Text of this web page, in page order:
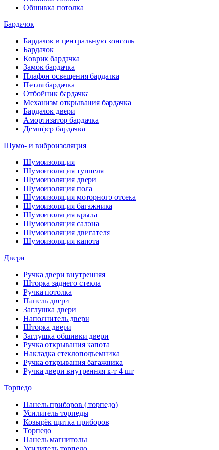
Обшивка потолка
Бардачок
Бардачок в центральную консоль
Бардачок
Коврик бардачка
Замок бардачка
Плафон освещения бардачка
Петля бардачка
Отбойник бардачка
Механизм открывания бардачка
Бардачок двери
Амортизатор бардачка
Демпфер бардачка
Шумо- и виброизоляция
Шумоизоляция
Шумоизоляция туннеля
Шумоизоляция двери
Шумоизоляция пола
Шумоизоляция моторного отсека
Шумоизоляция багажника
Шумоизоляция крыла
Шумоизоляция салона
Шумоизоляция двигателя
Шумоизоляция капота
Двери
Ручка двери внутренняя
Шторка заднего стекла
Ручка потолка
Панель двери
Заглушка двери
Наполнитель двери
Шторка двери
Заглушка обшивки двери
Ручка открывания капота
Накладка стеклоподъемника
Ручка открывания багажника
Ручка двери внутренняя к-т 4 шт
Торпедо
Панель приборов ( торпедо)
Усилитель торпеды
Козырёк щитка приборов
Торпедо
Панель магнитолы
Усилитель торпедо